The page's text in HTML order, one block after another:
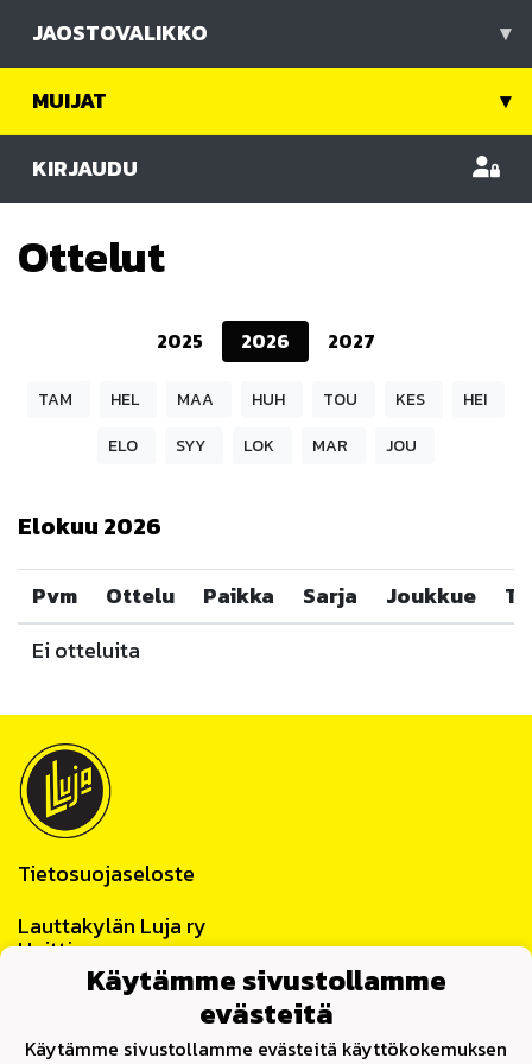
JAOSTOVALIKKO ▾
MUIJAT ▾
KIRJAUDU
Ottelut
2025 2026 2027
TAM HEL MAA HUH TOU KES
HEI
ELO
SYY LOK MAR JOU
Elokuu 2026
Pvm Ottelu Paikka Sarja Joukkue
Ei otteluita
Tietosuojaseloste
Lauttakylän Luja ry
Huittinen
Y-tunnus 0859622-4
Käytämme sivustollamme
evästeitä
Käytämme sivustollamme evästeitä käyttökokemuksen